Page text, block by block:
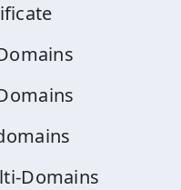
Domains